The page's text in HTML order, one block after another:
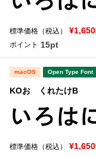
標準価格（税込） ¥1,650
ポイント 15pt
macOS Open Type Font
KOおゝくれたけB
標準価格（税込） ¥1,650